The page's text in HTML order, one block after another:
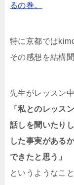
るの巻。
特に京都では
その感想を結構
先生がレッスン
「私とのレッス
話しを聞いたり
した事実がある
できたと思う」
というようなこと